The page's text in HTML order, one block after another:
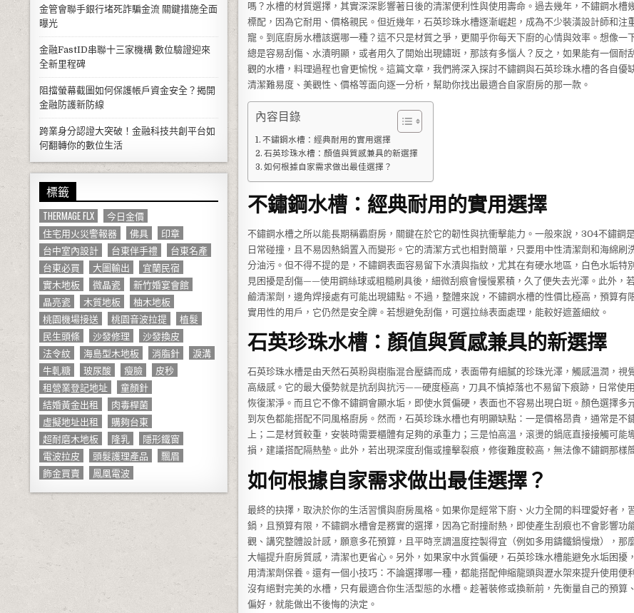
嗎？水槽的材質選擇，其實深深影響著日後的清潔便利性與使用壽命。過去幾年，不鏽鋼水槽
標配，因為它耐用、價格親民。但近幾年，石英珍珠水槽逐漸崛起，成為不少裝潢設計師和注
寵。到底廚房水槽該選哪一種？這不只是材質之爭，更關乎你每天下廚的心情與效率。想像一
總是容易刮傷、水漬明顯，或者用久了開始出現鏽斑，那該有多惱人？反之，如果能有一個耐
觀的水槽，料理過程也會更愉悅。這篇文章，我們將深入探討不鏽鋼與石英珍珠水槽的各自優
清潔難易度、美觀性、價格等面向逐一分析，幫助你找出最適合自家廚房的那一款。
內容目錄
不鏽鋼水槽：經典耐用的實用選擇
石英珍珠水槽：顏值與質感兼具的新選擇
如何根據自家需求做出最佳選擇？
不鏽鋼水槽：經典耐用的實用選擇
不鏽鋼水槽之所以能長期稱霸廚房，關鍵在於它的韌性與抗衝擊能力。一般來說，304不鏽鋼
日常碰撞，且不易因熱鍋置入而變形。它的清潔方式也相對簡單，只要用中性清潔劑和海綿刷
分油污。但不得不提的是，不鏽鋼表面容易留下水漬與指紋，尤其在有硬水地區，白色水垢特
見困擾是刮傷——使用鋼絲球或粗糙刷具後，細微刮痕會慢慢累積，久了便失去光澤。此外，
鹼清潔劑，邊角焊接處有可能出現鏽點。不過，整體來說，不鏽鋼水槽的性價比極高，預算有
實用性的用戶，它仍然是安全牌。若想避免刮傷，可選拉絲表面處理，能較好遮蓋細紋。
石英珍珠水槽：顏值與質感兼具的新選擇
石英珍珠水槽是由天然石英粉與樹脂混合壓鑄而成，表面帶有細膩的珍珠光澤，觸感溫潤，視
高級感。它的最大優勢就是抗刮與抗污——硬度極高，刀具不慎掉落也不易留下痕跡，日常使
恢復潔淨。而且它不像不鏽鋼會顯水垢，即使水質偏硬，表面也不容易出現白斑。顏色選擇多
到灰色都能搭配不同風格廚房。然而，石英珍珠水槽也有明顯缺點：一是價格昂貴，通常是不
上；二是材質較重，安裝時需要櫃體有足夠的承重力；三是怕高溫，滾燙的鍋底直接接觸可能
損，建議搭配隔熱墊。此外，若出現深度刮傷或撞擊裂痕，修復難度較高，無法像不鏽鋼那樣
如何根據自家需求做出最佳選擇？
最終的抉擇，取決於你的生活習慣與廚房風格。如果你是經常下廚、火力全開的料理愛好者，
鍋，且預算有限，不鏽鋼水槽會是務實的選擇，因為它耐撞耐熱，即使產生刮痕也不會影響功
觀、講究整體設計感，願意多花預算，且平時烹調溫度控製得宜（例如多用鑄鐵鍋慢燉），那
大幅提升廚房質感，清潔也更省心。另外，如果家中水質偏硬，石英珍珠水槽能避免水垢困擾
用清潔劑保養。還有一個小技巧：不論選擇哪一種，都能搭配伸縮龍頭與瀝水架來提升使用便
沒有絕對完美的水槽，只有最適合你生活型態的水槽。趁著裝修或換新前，先衡量自己的預算
偏好，就能做出不後悔的決定。
金管會聯手銀行堵死詐騙金流 關鍵措施全面
曝光
金融FastID串聯十三家機構 數位驗證迎來
全新里程碑
阻擋螢幕截圖如何保護帳戶資金安全？揭開
金融防護新防線
跨業身分認證大突破！金融科技共創平台如
何翻轉你的數位生活
標籤
THERMAGE FLX
今日金價
住宅用火災警報器
佛具
印章
台中室內設計
台東伴手禮
台東名產
台東必買
大圖輸出
宜蘭民宿
實木地板
微晶瓷
新竹婚宴會館
晶亮瓷
木質地板
柚木地板
桃園機場接送
桃園音波拉提
植髮
民生頭條
沙發修理
沙發換皮
法令紋
海島型木地板 消脂針
淚溝
牛軋糖
玻尿酸 瘦臉
皮秒
租營業登記地址
童顏針
結婚黃金出租
肉毒桿菌
虛擬地址出租
購夠台東
超耐磨木地板
隆乳
隱形鐵窗
電波拉皮
頭髮護理產品
飄眉
飾金買賣
鳳凰電波